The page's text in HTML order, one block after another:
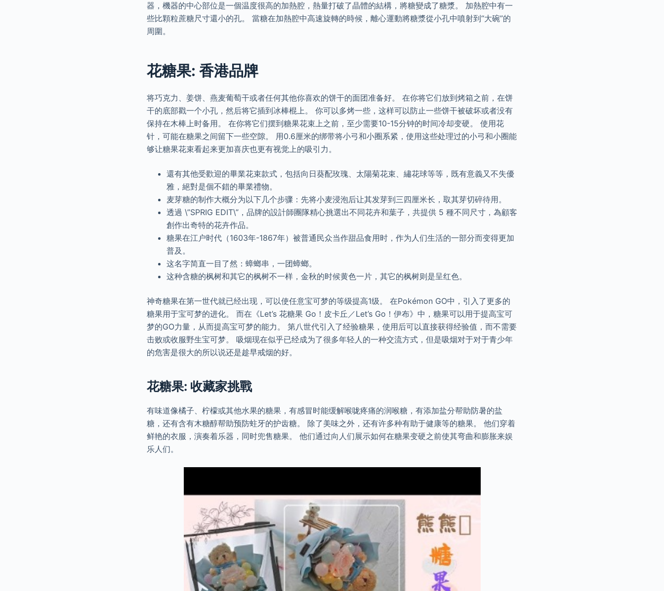
器，機器的中心部位是一個温度很高的加熱腔，熱量打破了晶體的結構，將糖變成了糖漿。 加熱腔中有一
些比顆粒蔗糖尺寸還小的孔。 當糖在加熱腔中高速旋轉的時候，離心運動將糖漿從小孔中噴射到“大碗”的
周圍。
花糖果: 香港品牌
将巧克力、姜饼、燕麦葡萄干或者任何其他你喜欢的饼干的面团准备好。 在你将它们放到烤箱之前，在饼
干的底部戳一个小孔，然后将它插到冰棒棍上。 你可以多烤一些，这样可以防止一些饼干被破坏或者没有
保持在木棒上时备用。 在你将它们摆到糖果花束上之前，至少需要10-15分钟的时间冷却变硬。 使用花
针，可能在糖果之间留下一些空隙。 用0.6厘米的绑带将小弓和小圈系紧，使用这些处理过的小弓和小圈能
够让糖果花束看起来更加喜庆也更有视觉上的吸引力。
還有其他受歡迎的畢業花束款式，包括向日葵配玫瑰、太陽菊花束、繡花球等等，既有意義又不失優
雅，絕對是個不錯的畢業禮物。
麦芽糖的制作大概分为以下几个步骤：先将小麦浸泡后让其发芽到三四厘米长，取其芽切碎待用。
透過 \”SPRIG EDIT\”，品牌的設計師團隊精心挑選出不同花卉和葉子，共提供 5 種不同尺寸，為顧客
創作出奇特的花卉作品。
糖果在江户时代（1603年-1867年）被普通民众当作甜品食用时，作为人们生活的一部分而变得更加
普及。
这名字简直一目了然：蟑螂串，一团蟑螂。
这种含糖的枫树和其它的枫树不一样，金秋的时候黄色一片，其它的枫树则是呈红色。
神奇糖果在第一世代就已经出现，可以使任意宝可梦的等级提高1级。 在Pokémon GO中，引入了更多的
糖果用于宝可梦的进化。 而在《Let’s 花糖果 Go！皮卡丘／Let’s Go！伊布》中，糖果可以用于提高宝可
梦的GO力量，从而提高宝可梦的能力。 第八世代引入了经验糖果，使用后可以直接获得经验值，而不需要
击败或收服野生宝可梦。 吸烟现在似乎已经成为了很多年轻人的一种交流方式，但是吸烟对于对于青少年
的危害是很大的所以说还是趁早戒烟的好。
花糖果: 收藏家挑戰
有味道像橘子、柠檬或其他水果的糖果，有感冒时能缓解喉咙疼痛的润喉糖，有添加盐分帮助防暑的盐
糖，还有含有木糖醇帮助预防蛀牙的护齿糖。 除了美味之外，还有许多种有助于健康等的糖果。 他们穿着
鲜艳的衣服，演奏着乐器，同时兜售糖果。 他们通过向人们展示如何在糖果变硬之前使其弯曲和膨胀来娱
乐人们。